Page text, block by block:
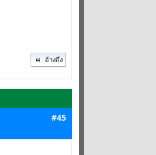
อ้างถึง
#45